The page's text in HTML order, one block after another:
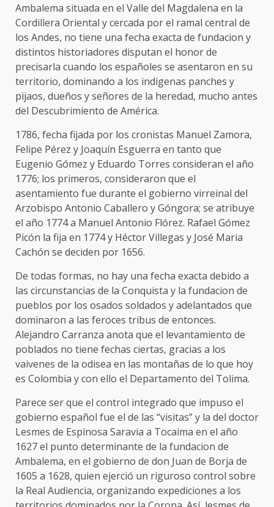
Ambalema situada en el Valle del Magdalena en la
Cordillera Oriental y cercada por el ramal central de
los Andes, no tiene una fecha exacta de fundacion y
distintos historiadores disputan el honor de
precisarla cuando los españoles se asentaron en su
territorio, dominando a los indígenas panches y
pijaos, dueños y señores de la heredad, mucho antes
del Descubrimiento de América.
1786, fecha fijada por los cronistas Manuel Zamora,
Felipe Pérez y Joaquín Esguerra en tanto que
Eugenio Gómez y Eduardo Torres consideran el año
1776; los primeros, consideraron que el
asentamiento fue durante el gobierno virreinal del
Arzobispo Antonio Caballero y Góngora; se atribuye
el año 1774 a Manuel Antonio Flórez. Rafael Gómez
Picón la fija en 1774 y Héctor Villegas y José Maria
Cachón se deciden por 1656.
De todas formas, no hay una fecha exacta debido a
las circunstancias de la Conquista y la fundacion de
pueblos por los osados soldados y adelantados que
dominaron a las feroces tribus de entonces.
Alejandro Carranza anota que el levantamiento de
poblados no tiene fechas ciertas, gracias a los
vaivenes de la odisea en las montañas de lo que hoy
es Colombia y con ello el Departamento del Tolima.
Parece ser que el control integrado que impuso el
gobierno español fue el de las “visitas” y la del doctor
Lesmes de Espinosa Saravia a Tocaima en el año
1627 el punto determinante de la fundacion de
Ambalema, en el gobierno de don Juan de Borja de
1605 a 1628, quien ejerció un riguroso control sobre
la Real Audiencia, organizando expediciones a los